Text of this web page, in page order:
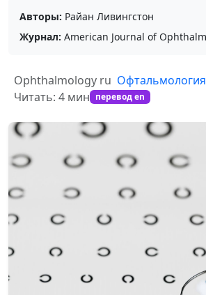
Авторы: Райан Ливингстон
Журнал: American Journal of
Ophthalmology ru
Читать: 4 мин перевод en